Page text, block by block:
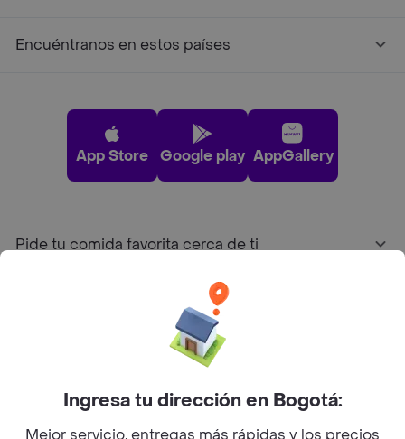
Encuéntranos en estos países
App Store Google play AppGallery
Pide tu comida favorita cerca de ti
Sobre RappiIngresa tu dirección en Bogotá:
Mejor servicio, entregas más rápidas y los precios